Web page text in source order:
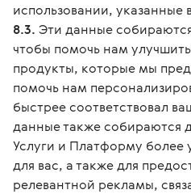
использовании, указанные
8.3. Эти данные
чтобы помочь нам
продукты, которые мы
помочь нам
быстрее соответствовал
данные также собираются
Услуги и Платформу
для вас, а также для
релевантной рекламы,